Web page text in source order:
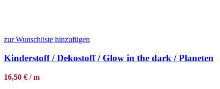
zur Wunschliste hinzufügen
Kinderstoff / Dekostoff / Glow in the dark / Planeten
16,50 € / m